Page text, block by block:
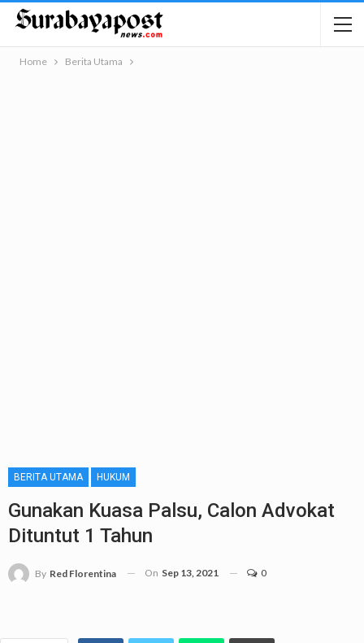
Home Berita Utama
BERITA UTAMA HUKUM
Gunakan Kuasa Palsu, Calon Advokat
Dituntut 1 Tahun
By Red Florentina On Sep 13, 2021 0